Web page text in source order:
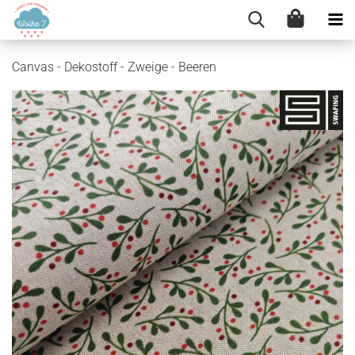
Canvas - Dekostoff - Zweige - Beeren